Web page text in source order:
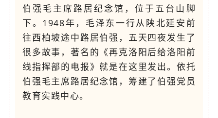
伯强毛主席路居纪念馆，位于五台山脚
下。1948年，毛泽东一行从陕北延安前
往西柏坡途中路居伯强，五天四夜发生了
很多故事，著名的《再克洛阳后给洛阳前
线指挥部的电报》就是在这里发出。依托
伯强毛主席路居纪念馆，筹建了伯强党员
教育实践中心。